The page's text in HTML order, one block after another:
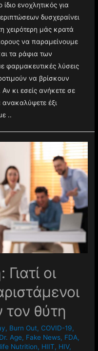
ενοχλητικός για
δυσχεραίνει
χειρότερη μάς κρατά
να παραμείνουμε
τα ράφια των
φαρμακευτικές λύσεις
να βρίσκουν
κι εσείς ανήκετε σε
έξι
..
οι
θύτη
, Burn Out, COVID-19,
Dr. Age, Fake News, FDA,
Nutrition, HIIT, HIV,